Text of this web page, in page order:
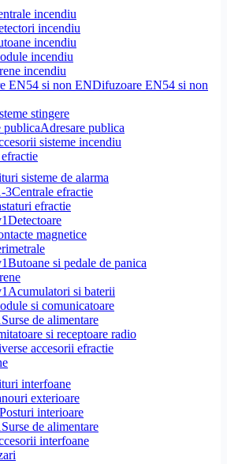
incendiu
incendiu
incendiu
incendiu
incendiu
Difuzoare EN54 si non
stingere
Adresare publica
sisteme incendiu
sisteme de alarma
Centrale efractie
efractie
Detectoare
magnetice
Butoane si pedale de panica
Acumulatori si baterii
si comunicatoare
Surse de alimentare
si receptoare radio
accesorii efractie
interfoane
exterioare
Posturi interioare
Surse de alimentare
interfoane